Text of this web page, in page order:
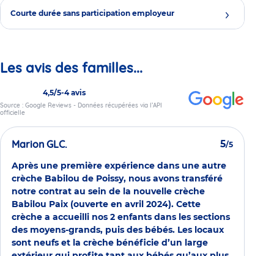
Courte durée sans participation employeur
Les avis des familles...
4,5/5-4 avis
Source : Google Reviews - Données récupérées via l’API
officielle
Marion GLC. 5/5
Après une première expérience dans une autre
crèche Babilou de Poissy, nous avons transféré
notre contrat au sein de la nouvelle crèche
Babilou Paix (ouverte en avril 2024). Cette
crèche a accueilli nos 2 enfants dans les sections
des moyens-grands, puis des bébés. Les locaux
sont neufs et la crèche bénéficie d’un large